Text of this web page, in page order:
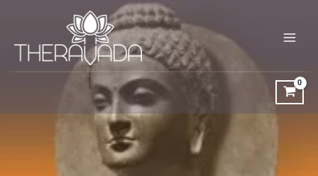
περιεχόμενο
Menu